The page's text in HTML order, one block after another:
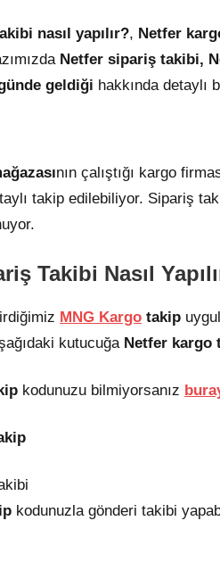
nasıl yapılır?, Netfer
Netfer sipariş takibi,
geldiği hakkında detaylı
nın çalıştığı kargo
takip edilebiliyor. Sipariş
Takibi Nasıl
MNG Kargo takip
kutucuğa Netfer kargo
kodunuzu bilmiyorsanız
kodunuzla gönderi takibi